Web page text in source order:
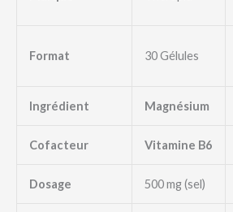
Format 30 Gélules
Ingrédient Magnésium
Cofacteur Vitamine B6
Dosage 500 mg (sel)